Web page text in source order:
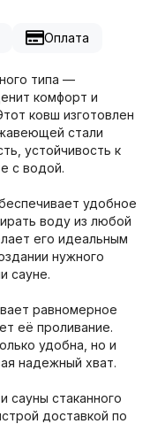
Оплата
типа —
комфорт и
ковш изготовлен
стали
устойчивость к
с водой.
удобное
воду из любой
его идеальным
нужного
сауне.
равномерное
её проливание.
удобна, но и
надежный хват.
сауны стаканного
доставкой по